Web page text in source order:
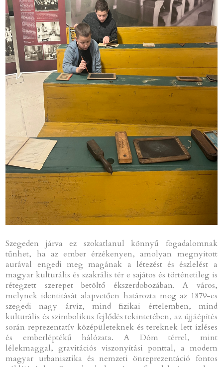
Szegeden járva ez szokatlanul könnyű fogadalomnak
tűnhet, ha az ember érzékenyen, amolyan megnyitott
aurával engedi meg magának a létezést és észlelést a
magyar kulturális és szakrális tér e sajátos és történetileg is
rétegzett szerepet betöltő ékszerdobozában. A város,
melynek identitását alapvetően határozta meg az 1879-es
szegedi nagy árvíz, mind fizikai értelemben, mind
kulturális és szimbolikus fejlődés tekintetében, az újjáépítés
során reprezentatív középületeknek és tereknek lett ízléses
és emberléptékű hálózata. A Dóm térrel, mint
lélekmaggal, gravitációs viszonyítási ponttal, a modern
magyar urbanisztika és nemzeti önreprezentáció fontos